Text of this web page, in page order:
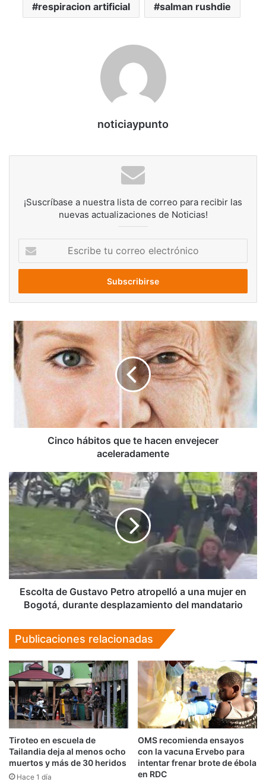
respiracion artificial salman rushdie
noticiaypunto
¡Suscríbase a nuestra lista de correo para recibir las
nuevas actualizaciones de Noticias!
correo
Cinco
hábitos
que
te
hacen
envejecer
aceleradamente
Cinco hábitos que te hacen envejecer
aceleradamente
Escolta
de
Gustavo
atropelló
a
mujer
en
Bogotá,
durante
del
mandatario
Escolta de Gustavo Petro atropelló a una mujer en
Bogotá, durante desplazamiento del mandatario
Publicaciones relacionadas
Tiroteo en escuela de
Tailandia deja al menos ocho
muertos y más de 30 heridos
Hace 1 día
OMS recomienda ensayos
con la vacuna Ervebo para
intentar frenar brote de ébola
en RDC